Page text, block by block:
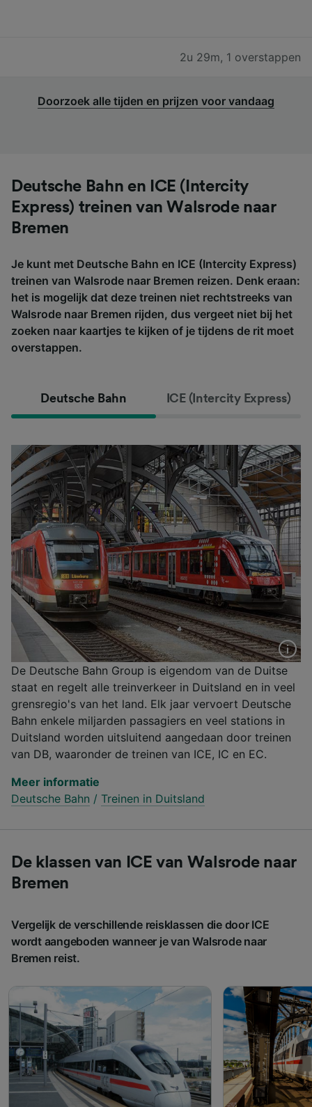
2u 29m, 1 overstappen
Doorzoek alle tijden en prijzen voor vandaag
Deutsche Bahn en ICE (Intercity
Express) treinen van Walsrode naar
Bremen
Je kunt met Deutsche Bahn en ICE (Intercity Express)
treinen van Walsrode naar Bremen reizen. Denk eraan:
het is mogelijk dat deze treinen niet rechtstreeks van
Walsrode naar Bremen rijden, dus vergeet niet bij het
zoeken naar kaartjes te kijken of je tijdens de rit moet
overstappen.
Deutsche Bahn ICE (Intercity Express)
De Deutsche Bahn Group is eigendom van de Duitse
staat en regelt alle treinverkeer in Duitsland en in veel
grensregio's van het land. Elk jaar vervoert Deutsche
Bahn enkele miljarden passagiers en veel stations in
Duitsland worden uitsluitend aangedaan door treinen
van DB, waaronder de treinen van ICE, IC en EC.
Meer informatie
Deutsche Bahn / Treinen in Duitsland
De klassen van ICE van Walsrode naar
Bremen
Vergelijk de verschillende reisklassen die door ICE
wordt aangeboden wanneer je van Walsrode naar
Bremen reist.